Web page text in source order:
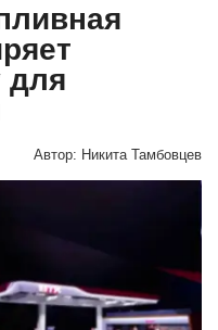
для
Автор: Никита Тамбовцев